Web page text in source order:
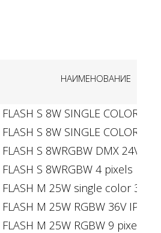
НАИМЕНОВАНИЕ
FLASH S 8W SINGLE COLOR
FLASH S 8W SINGLE COLOR
FLASH S 8WRGBW DMX 24V
FLASH S 8WRGBW 4 pixels
FLASH M 25W single color 36V
FLASH M 25W RGBW 36V IP66
FLASH M 25W RGBW 9 pixels